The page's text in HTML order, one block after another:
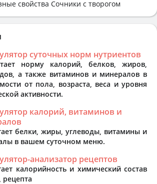
свойства Сочники с творогом
суточных норм нутриентов
норму калорий, белков, жиров,
а также витаминов и минералов в
от пола, возраста, веса и уровня
активности.
калорий, витаминов и
белки, жиры, углеводы, витамины и
в вашем суточном меню.
анализатор рецептов
калорийность и химический состав